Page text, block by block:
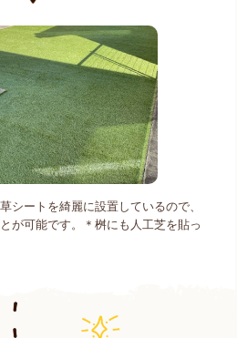
シートを綺麗に設置しているので、
が可能です。＊桝にも人工芝を貼っ